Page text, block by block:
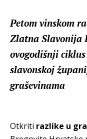
Petom vinskom
Zlatna Slavonija
ovogodišnji
slavonskoj
graševinama
Otkriti razlike u